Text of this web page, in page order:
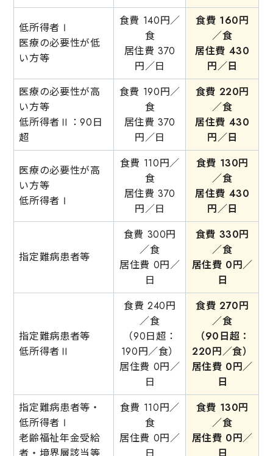
低所得者Ⅰ
医療の必要性が低
い方等
食費 140円／
食
居住費 370
円／日
食費 160円
／食
居住費 430
円／日
医療の必要性が高
い方等
低所得者Ⅱ：90日
超
食費 190円／
食
居住費 370
円／日
食費 220円
／食
居住費 430
円／日
医療の必要性が高
い方等
低所得者Ⅰ
食費 110円／
食
居住費 370
円／日
食費 130円
／食
居住費 430
円／日
指定難病患者等
食費 300円
／食
居住費 0円／
日
食費 330円
／食
居住費 0円／
日
指定難病患者等
低所得者Ⅱ
食費 240円
／食
（90日超：
190円／食）
居住費 0円／
日
食費 270円
／食
（90日超：
220円／食）
居住費 0円／
日
指定難病患者等・
低所得者Ⅰ
老齢福祉年金受給
食費 110円／
食
居住費 0円／
食費 130円
／食
居住費 0円／